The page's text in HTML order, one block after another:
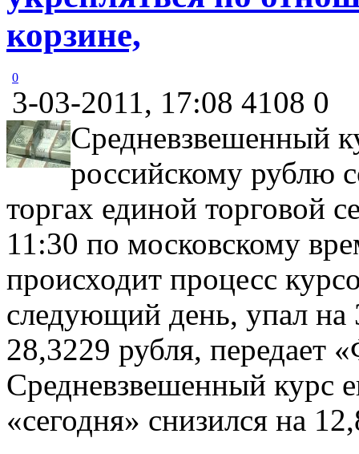
корзине,
0
3-03-2011, 17:08 4108 0
Средневзвешенный
российскому рублю
торгах единой
11:30 по московскому
происходит процесс
следующий день, упал на
28,3229 рубля, передает
Средневзвешенный курс
«сегодня» снизился на